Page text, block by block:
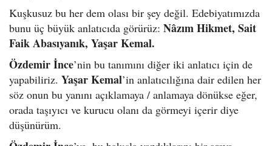
Kuşkusuz bu her dem olası bir şey değil. Edebiyatımızda
bunu üç büyük anlatıcıda görürüz: Nâzım Hikmet, Sait
Faik Abasıyanık, Yaşar Kemal.
Özdemir İnce’nin bu tanımını diğer iki anlatıcı için de
yapabiliriz. Yaşar Kemal’in anlatıcılığına dair edilen her
söz onun bu yanını açıklamaya / anlamaya dönükse eğer,
orada taşıyıcı ve kurucu olanı da görmeyi içerir diye
düşünürüm.